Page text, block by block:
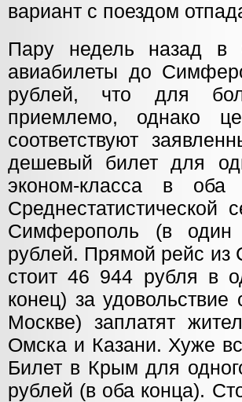
вариант с поездом
Пару недель назад
авиабилеты до
рублей, что для
приемлемо, однако
соответствуют
дешевый билет для
эконом-класса в
Среднестатистической
Симферополь (в
рублей. Прямой рейс из
стоит 46 944 рубля в
конец) за
Москве) заплатят
Омска и Казани. Хуже
Билет в Крым для
рублей (в оба конца).